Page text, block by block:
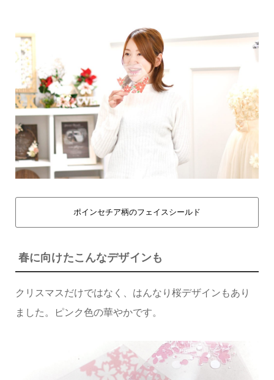
ポインセチア柄のフェイスシールド
春に向けたこんなデザインも
クリスマスだけではなく、はんなり桜デザインもあり
ました。ピンク色の華やかです。